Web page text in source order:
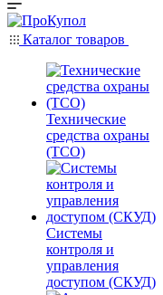
Каталог товаров
Технические
средства охраны
(ТСО)
Системы
контроля и
управления
доступом (СКУД)